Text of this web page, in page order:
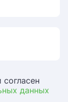
данных